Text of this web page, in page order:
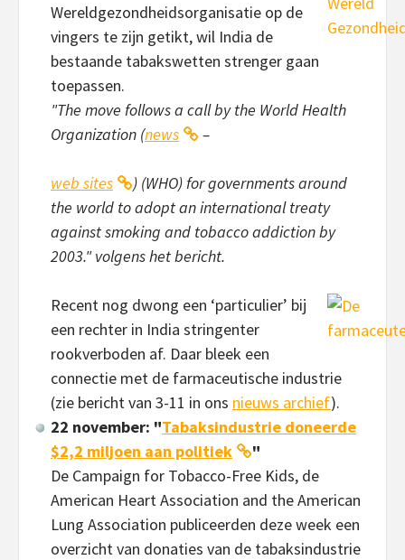
Wereldgezondheidsorganisatie op de
vingers te zijn getikt, wil India de
bestaande tabakswetten strenger gaan
toepassen.
"The move follows a call by the World Health
Organization (news –
web sites
) (WHO) for governments around
the world to adopt an international treaty
against smoking and tobacco addiction by
2003." volgens het bericht.
Recent nog dwong een ‘particulier’ bij
een rechter in India stringenter
rookverboden af. Daar bleek een
connectie met de farmaceutische industrie
(zie bericht van 3-11 in ons nieuws archief).
22 november: "Tabaksindustrie doneerde
$2,2 miljoen aan politiek
"
De Campaign for Tobacco-Free Kids, de
American Heart Association and the American
Lung Association publiceerden deze week een
overzicht van donaties van de tabaksindustrie